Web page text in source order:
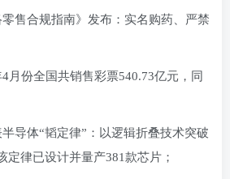
售合规指南》发布：实名购药、严禁
月份全国共销售彩票540.73亿元，同
导体“韬定律”：以逻辑折叠技术突破
定律已设计并量产381款芯片；